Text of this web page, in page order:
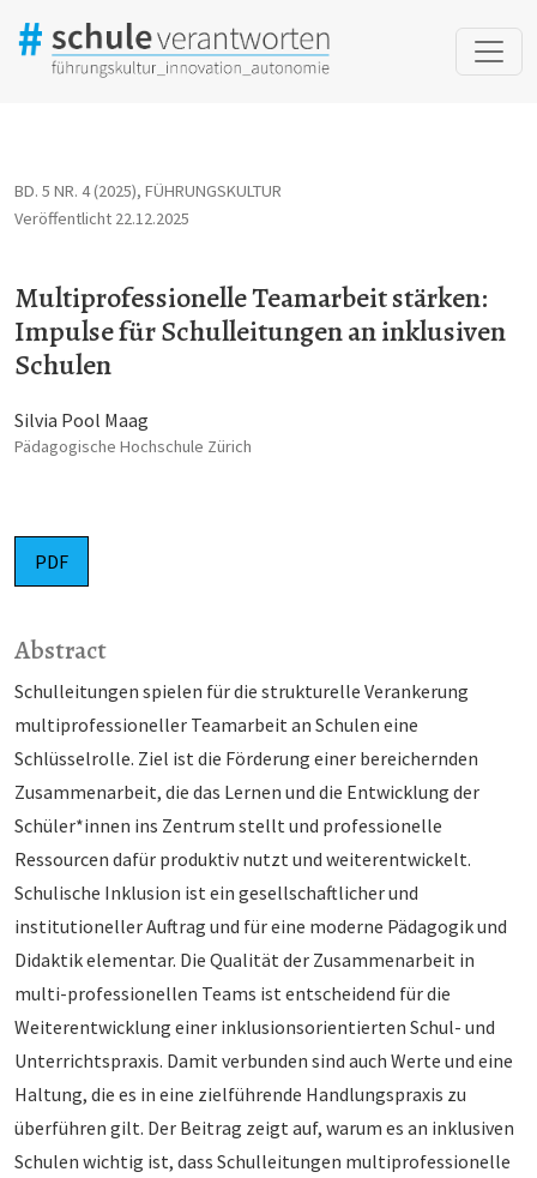
BD. 5 NR. 4 (2025), FÜHRUNGSKULTUR
Multiprofessionelle Teamarbeit stärken:
Impulse für Schulleitungen an inklusiven
Schulen
Veröffentlicht 22.12.2025
Silvia Pool Maag
Pädagogische Hochschule Zürich
PDF
Abstract
Schulleitungen spielen für die strukturelle Verankerung
multiprofessioneller Teamarbeit an Schulen eine
Schlüsselrolle. Ziel ist die Förderung einer bereichernden
Zusammenarbeit, die das Lernen und die Entwicklung der
Schüler*innen ins Zentrum stellt und professionelle
Ressourcen dafür produktiv nutzt und weiterentwickelt.
Schulische Inklusion ist ein gesellschaftlicher und
institutioneller Auftrag und für eine moderne Pädagogik und
Didaktik elementar. Die Qualität der Zusammenarbeit in
multi-professionellen Teams ist entscheidend für die
Weiterentwicklung einer inklusionsorientierten Schul- und
Unterrichtspraxis. Damit verbunden sind auch Werte und eine
Haltung, die es in eine zielführende Handlungspraxis zu
überführen gilt. Der Beitrag zeigt auf, warum es an inklusiven
Schulen wichtig ist, dass Schulleitungen multiprofessionelle